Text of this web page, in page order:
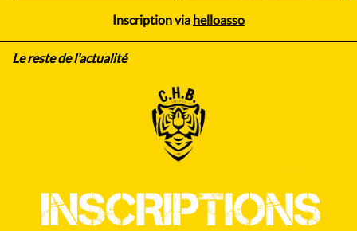
Inscription via helloasso
Le reste de l'actualité